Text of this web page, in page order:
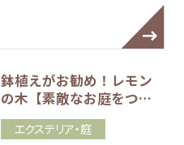
鉢植えがお勧め！レモン
の木【素敵なお庭をつ…
エクステリア・庭